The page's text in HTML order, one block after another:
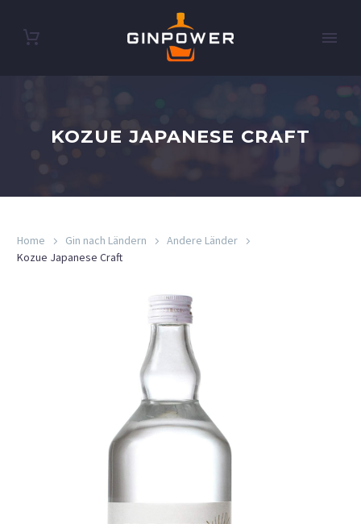
KOZUE JAPANESE CRAFT
Home Gin nach Ländern
Andere Länder
Kozue Japanese Craft